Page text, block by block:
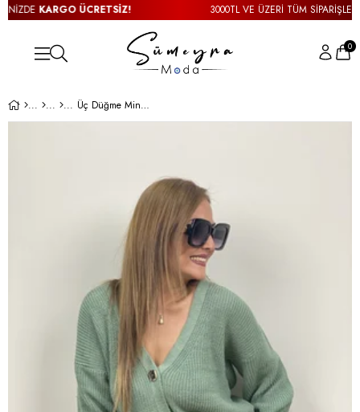
KARGO ÜCRETSİZ! 3000TL VE ÜZERİ TÜM
0
Üç Düğme Mint Hırka